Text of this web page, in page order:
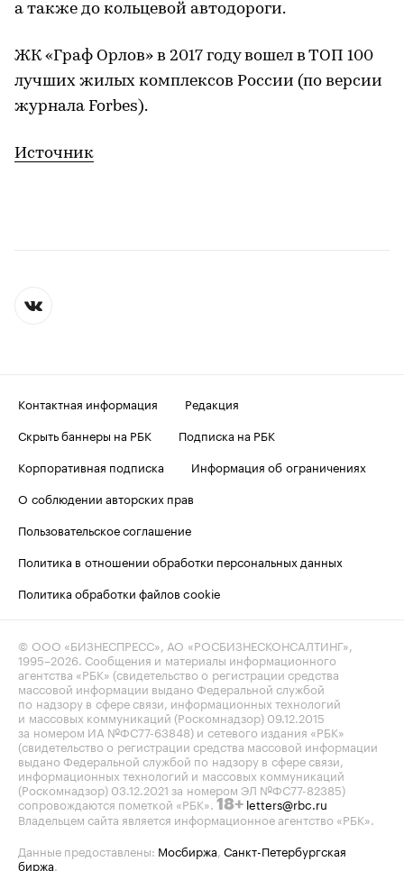
а также до кольцевой автодороги.
ЖК «Граф Орлов» в 2017 году вошел в ТОП 100
лучших жилых комплексов России (по версии
журнала Forbes).
Источник
Контактная информация
Редакция
Скрыть баннеры на РБК
Подписка на РБК
Корпоративная подписка
Информация об ограничениях
О соблюдении авторских прав
Пользовательское соглашение
Политика в отношении обработки персональных данных
Политика обработки файлов cookie
© ООО «БИЗНЕСПРЕСС», АО «РОСБИЗНЕСКОНСАЛТИНГ»,
1995–2026. Сообщения и материалы информационного
агентства «РБК» (свидетельство о регистрации средства
массовой информации выдано Федеральной службой
по надзору в сфере связи, информационных технологий
и массовых коммуникаций (Роскомнадзор) 09.12.2015
за номером ИА №ФС77-63848) и сетевого издания «РБК»
(свидетельство о регистрации средства массовой информации
выдано Федеральной службой по надзору в сфере связи,
информационных технологий и массовых коммуникаций
(Роскомнадзор) 03.12.2021 за номером ЭЛ №ФС77-82385)
сопровождаются пометкой «РБК». 18+ letters@rbc.ru
Владельцем сайта является информационное агентство «РБК».
Данные предоставлены: Мосбиржа, Санкт-Петербургская
биржа.